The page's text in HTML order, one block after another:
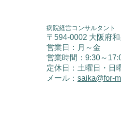
病院経営コンサルタント
〒594-0002 大阪府
営業日：月～金
営業時間：9:30～
定休日：土曜日・日
メール： saika@for-